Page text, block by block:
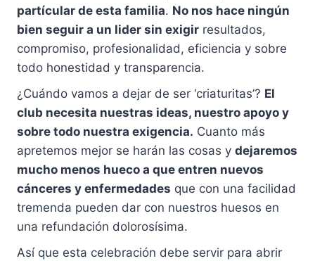
partícular de esta familia. No nos hace ningún
bien seguir a un lider sin exigir resultados,
compromiso, profesionalidad, eficiencia y sobre
todo honestidad y transparencia.
¿Cuándo vamos a dejar de ser ‘criaturitas’? El
club necesita nuestras ideas, nuestro apoyo y
sobre todo nuestra exigencia. Cuanto más
apretemos mejor se harán las cosas y dejaremos
mucho menos hueco a que entren nuevos
cánceres y enfermedades que con una facilidad
tremenda pueden dar con nuestros huesos en
una refundación dolorosísima.
Así que esta celebración debe servir para abrir